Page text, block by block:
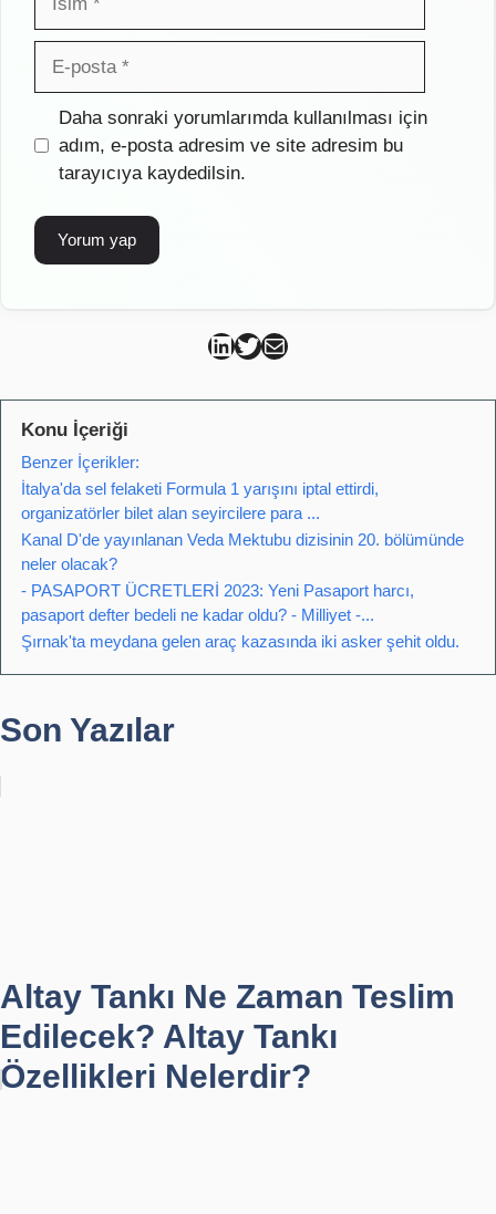
posta
İnternet
sitesi
Daha sonraki yorumlarımda kullanılması için
adım, e-posta adresim ve site adresim bu
tarayıcıya kaydedilsin.
Can Kütahya Linkedin
Can Kütahya Twitter
Can Kütahya Mail
Konu İçeriği
Benzer İçerikler:
İtalya'da sel felaketi Formula 1 yarışını iptal ettirdi,
organizatörler bilet alan seyircilere para ...
Kanal D'de yayınlanan Veda Mektubu dizisinin 20. bölümünde
neler olacak?
- PASAPORT ÜCRETLERİ 2023: Yeni Pasaport harcı,
pasaport defter bedeli ne kadar oldu? - Milliyet -...
Şırnak'ta meydana gelen araç kazasında iki asker şehit oldu.
Son Yazılar
Altay Tankı Ne Zaman Teslim
Edilecek? Altay Tankı
Özellikleri Nelerdir?